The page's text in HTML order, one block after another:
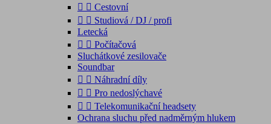
  Cestovní
  Studiová / DJ / profi
Letecká
  Počítačová
Sluchátkové zesilovače
Soundbar
  Náhradní díly
  Pro nedoslýchavé
  Telekomunikační headsety
Ochrana sluchu před nadměrným hlukem